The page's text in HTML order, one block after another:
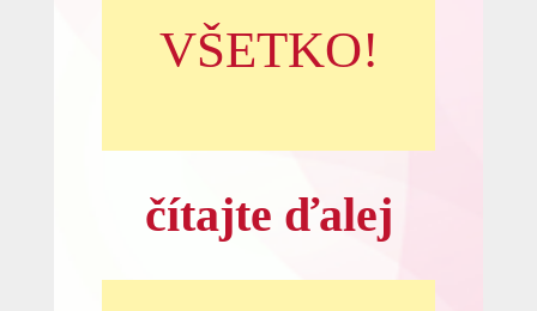
VŠETKO!
čítajte ďalej